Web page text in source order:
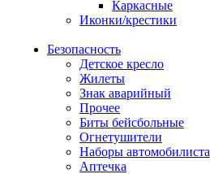
Каркасные
Иконки/крестики
Безопасность
Детское кресло
Жилеты
Знак аварийный
Прочее
Биты бейсбольные
Огнетушители
Наборы автомобилиста
Аптечка